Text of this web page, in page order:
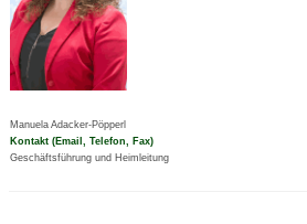
Manuela Adacker-Pöpperl
Kontakt (Email, Telefon, Fax)
Geschäftsführung und Heimleitung